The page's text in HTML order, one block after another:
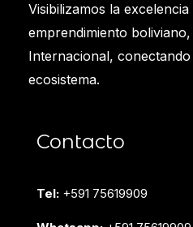
Visibilizamos la excelencia
emprendimiento
Internacional,
ecosistema.
Contacto
Tel: +591 75619909